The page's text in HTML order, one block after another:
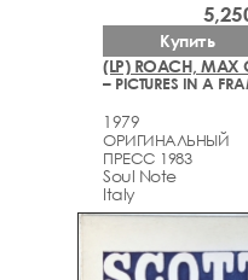
(LP) ROACH, MAX
– PICTURES IN A
1979
ОРИГИНАЛЬНЫЙ
ПРЕСС 1983
Soul Note
Italy
Купить